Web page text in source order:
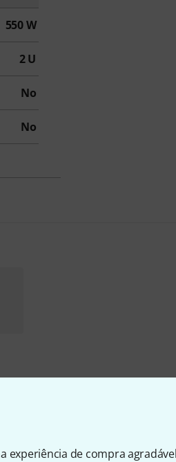
experiência de compra
550 W
2 U
No
No